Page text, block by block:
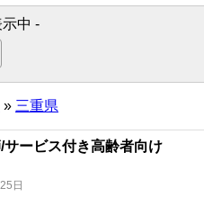
中 -
» 三重県
サービス付き高齢者向け
日